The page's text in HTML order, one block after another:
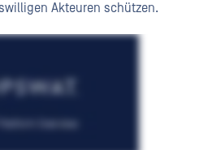
Akteuren schützen.